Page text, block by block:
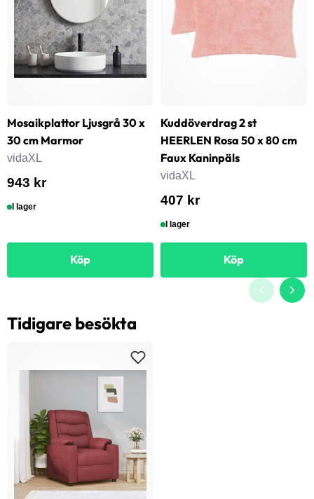
Mosaikplattor Ljusgrå 30 x
30 cm Marmor
vidaXL
943 kr
I lager
Köp
Kuddöverdrag 2 st
HEERLEN Rosa 50 x 80 cm
Faux Kaninpäls
vidaXL
407 kr
I lager
Köp
Tidigare besökta